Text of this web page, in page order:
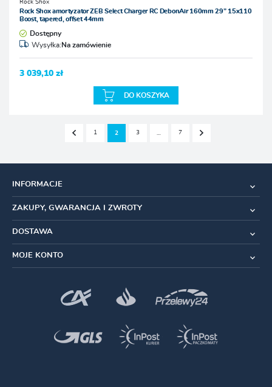
Rock Shox
Rock Shox amortyzator ZEB Select Charger RC DebonAir 160mm 29” 15x110
Boost, tapered, offset 44mm
Dostępny
Wysyłka: Na zamówienie
3 039,10 zł
DO KOSZYKA
1 2 3 7
INFORMACJE
ZAKUPY, GWARANCJA I ZWROTY
DOSTAWA
MOJE KONTO